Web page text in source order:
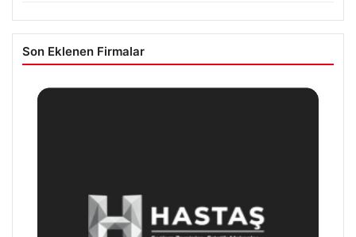
Son Eklenen Firmalar